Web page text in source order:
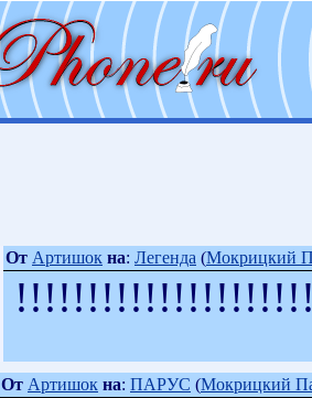
От Артишок на: Легенда (Мокрицкий
От Артишок на: ПАРУС (Мокрицкий